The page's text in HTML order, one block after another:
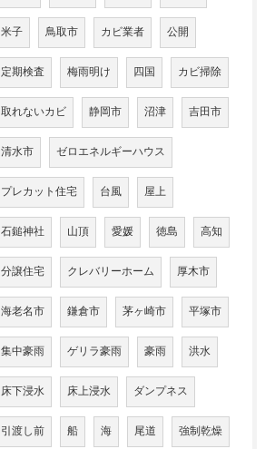
米子 鳥取市 カビ業者 公開
定期検査 梅雨明け 四国 カビ掃除
取れないカビ 静岡市 沼津 吉田市
清水市 ゼロエネルギーハウス
プレカット住宅 台風 屋上
石鎚神社 山頂 愛媛 徳島 高知
分譲住宅 クレバリーホーム 厚木市
海老名市 鎌倉市 茅ヶ崎市 平塚市
集中豪雨 ゲリラ豪雨 豪雨 洪水
床下浸水 床上浸水 ダンプネス
引渡し前 船 海 尾道 強制乾燥